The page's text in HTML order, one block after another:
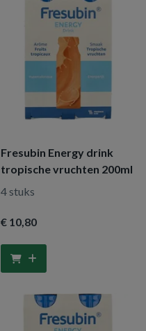
Fresubin Energy drink
tropische vruchten 200ml
4 stuks
€ 10,80